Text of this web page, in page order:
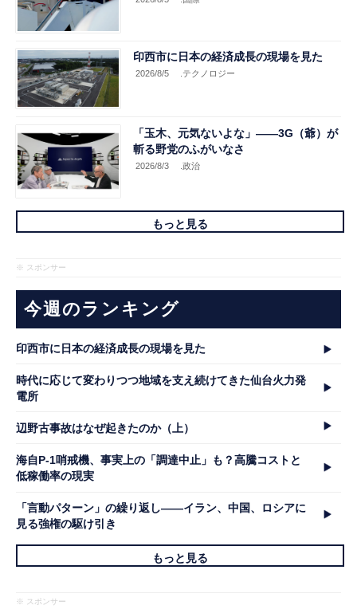
印西市に日本の経済成長の現場を見た
2026/8/5 .テクノロジー
「玉木、元気ないよな」――3G（爺）が
斬る野党のふがいなさ
2026/8/3 .政治
もっと見る
※ スポンサー
今週のランキング
印西市に日本の経済成長の現場を見た
時代に応じて変わりつつ地域を支え続けてきた仙台火力発
電所
辺野古事故はなぜ起きたのか（上）
海自P-1哨戒機、事実上の「調達中止」も？高騰コストと
低稼働率の現実
「言動パターン」の繰り返し――イラン、中国、ロシアに
見る強権の駆け引き
もっと見る
※ スポンサー